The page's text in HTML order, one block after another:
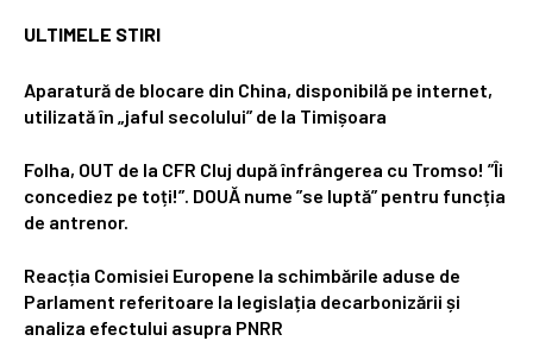
ULTIMELE STIRI
Aparatură de blocare din China, disponibilă pe internet,
utilizată în „jaful secolului” de la Timișoara
Folha, OUT de la CFR Cluj după înfrângerea cu Tromso! ”Îi
concediez pe toți!”. DOUĂ nume ”se luptă” pentru funcția
de antrenor.
Reacția Comisiei Europene la schimbările aduse de
Parlament referitoare la legislația decarbonizării și
analiza efectului asupra PNRR